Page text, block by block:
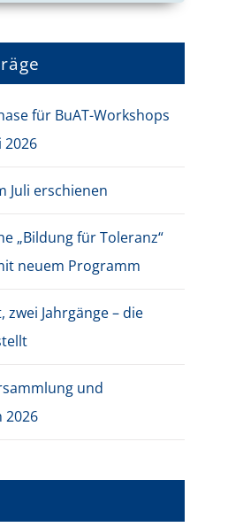
für BuAT-Workshops
2026
Juli erschienen
„Bildung für Toleranz“
neuem Programm
zwei Jahrgänge – die
und
2026